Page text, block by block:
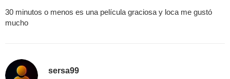
30 minutos o menos es una película graciosa y loca me gustó
mucho
sersa99